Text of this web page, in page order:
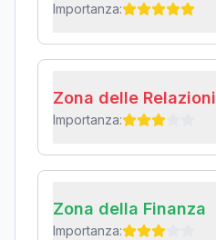
Importanza:
Zona delle Relazioni
Importanza:
Zona della Finanza
Importanza: